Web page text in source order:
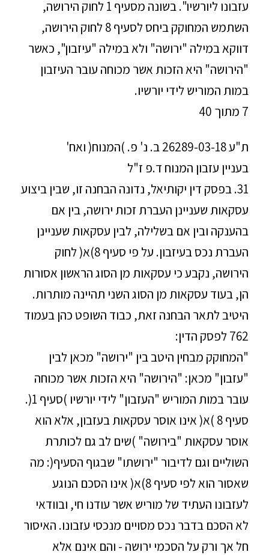
עזבונו ליורשיו". בשונה מסעיף 1 לחוק הירושה,
השתמש המחוקק ביחס לסעיף 8 לחוק הירושה,
דווקא במילה "ירושה" ולא במילה "עיזבון", כאשר
"הירושה" היא הזכות אשר מכוחה עובר העיזבון
במות המוריש לידי יורשיו.
7 מתוך 40
ת"ע 26289-03-18 ב. נ' פ. )המנוח( ואח'
בעניין עזבון המנוח ד.פ ז"ל
31. בפסק דין יקותיאל, נדונה הבחנה זו, שבין ביצוע
עסקאות שעניינן העברת זכות ירושה, בין אם
בהענקה ובין אם בשלילה, לבין עסקאות שעניינן
העברת נכס בעיזבון. על פי סעיף 8)א( לחוק
הירושה, נקבע כי עסקאות מן הסוג הראשון אסורות
הן, בעוד עסקאות מן הסוג השני תהיינה מותרות.
היטיב לתאר הבחנה זאת, כבוד השופט כהן בעמוד
762 לפסק הדין:
"המחוקק מבחין היטב בין "ירושה" מכאן לבין
"עזבון" מכאן: "הירושה" היא הזכות אשר מכוחה
עובר במות המוריש "העזבון" לידי יורשיו )סעיף 1(.
סעיף 8 )א( אינו אוסר עסקאות בעזבון, אלא הוא
אוסר עסקאות "בירושה" )שים לב גם לכותרת
השוליים וגם לדיבור "ירושתו" שבגוף הסעיף(: מה
שאסור הוא לפי סעיף 8)א( אינו הסכם הנוגע
לעזבונו העתיד של מוריש אשר עודנו חי, ובוודאי
לא הסכם בדבר נכס מסויים מנכסי עזבונו. האיסור
חל אך ורק על הסכמי ירושה - והם אינם אלא